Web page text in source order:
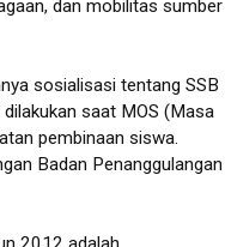
dan mobilitas sumber
sosialisasi tentang SSB
saat MOS (Masa
pembinaan siswa.
Badan Penanggulangan